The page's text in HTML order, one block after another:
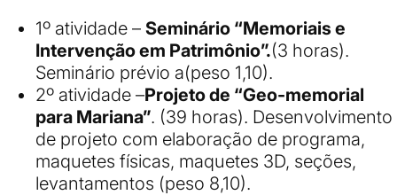
1º atividade – Seminário “Memoriais e
Intervenção em Patrimônio”.(3 horas).
Seminário prévio a(peso 1,10).
2º atividade –Projeto de “Geo-memorial
para Mariana”. (39 horas). Desenvolvimento
de projeto com elaboração de programa,
maquetes físicas, maquetes 3D, seções,
levantamentos (peso 8,10).